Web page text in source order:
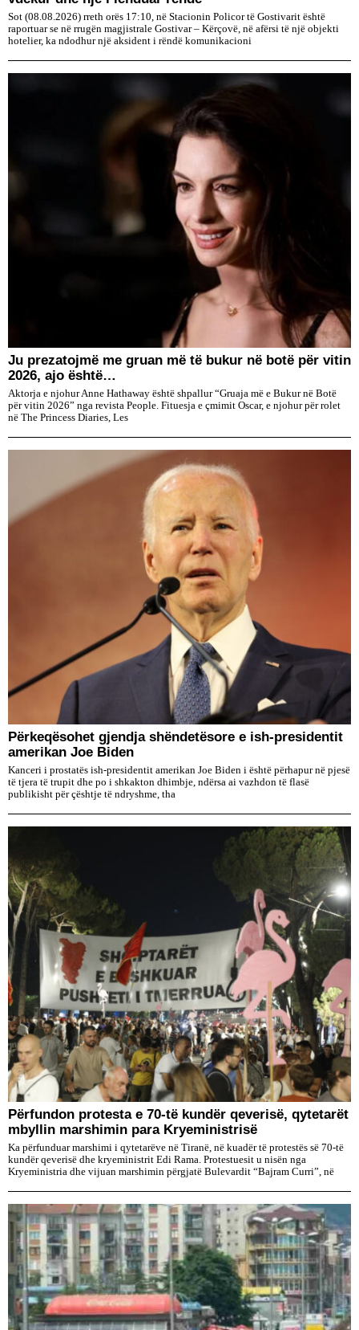
Sot (08.08.2026) rreth orës 17:10, në Stacionin Policor të Gostivarit është
raportuar se në rrugën magjistrale Gostivar – Kërçovë, në afërsi të një objekti
hotelier, ka ndodhur një aksident i rëndë komunikacioni
Ju prezatojmë me gruan më të bukur në botë për vitin
2026, ajo është…
Aktorja e njohur Anne Hathaway është shpallur “Gruaja më e Bukur në Botë
për vitin 2026” nga revista People. Fituesja e çmimit Oscar, e njohur për rolet
në The Princess Diaries, Les
Përkeqësohet gjendja shëndetësore e ish-presidentit
amerikan Joe Biden
Kanceri i prostatës ish-presidentit amerikan Joe Biden i është përhapur në pjesë
të tjera të trupit dhe po i shkakton dhimbje, ndërsa ai vazhdon të flasë
publikisht për çështje të ndryshme, tha
Përfundon protesta e 70-të kundër qeverisë, qytetarët
mbyllin marshimin para Kryeministrisë
Ka përfunduar marshimi i qytetarëve në Tiranë, në kuadër të protestës së 70-të
kundër qeverisë dhe kryeministrit Edi Rama. Protestuesit u nisën nga
Kryeministria dhe vijuan marshimin përgjatë Bulevardit “Bajram Curri”, në